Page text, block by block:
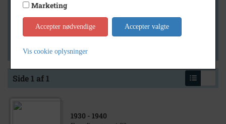
Vis kun med filmklip
Vis kun med lydklip
Vis kun med geo-tag
Side 1 af 1
1930 - 1940
Marketing
Accepter nødvendige Accepter valgte
Vis cookie oplysninger